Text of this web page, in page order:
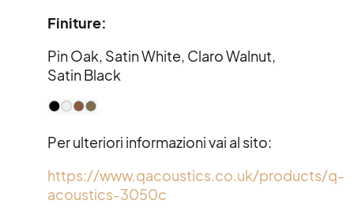
Finiture:
Pin Oak, Satin White, Claro Walnut,
Satin Black
Per ulteriori informazioni vai al sito:
https://www.qacoustics.co.uk/products/q-
acoustics-3050c